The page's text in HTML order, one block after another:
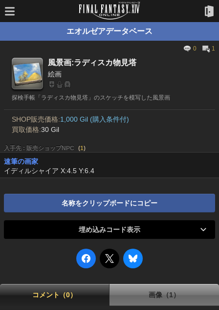
エオルゼアデータベース
0 1
風景画:ラディスカ物見塔
絵画
探検手帳「ラディスカ物見塔」のスケッチを模写した風景画
SHOP販売価格:1,000 Gil (購入条件付)
買取価格:30 Gil
入手先 : 販売ショップNPC (1)
速筆の画家
イディルシャイア X:4.5 Y:6.4
名称をクリップボードにコピー
埋め込みコード表示
コメント（0） 画像（1）